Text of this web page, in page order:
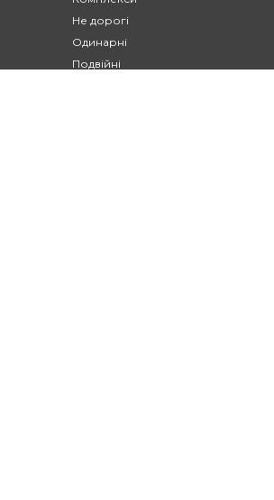
Не дорогі
Одинарні
Подвійні